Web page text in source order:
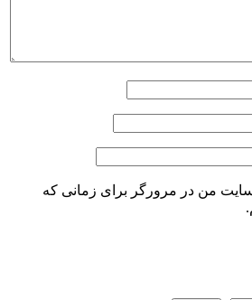
من در مرورگر برای زمانی که